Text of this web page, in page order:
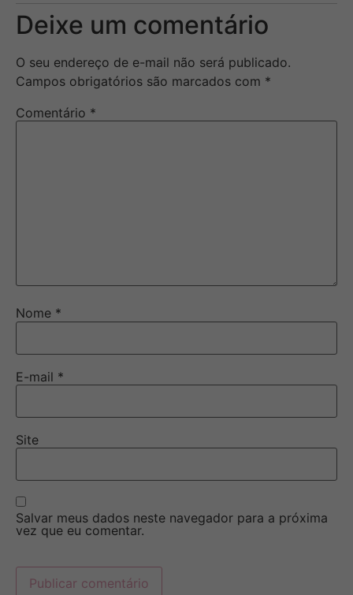
Deixe um comentário
O seu endereço de e-mail não será publicado.
Campos obrigatórios são marcados com *
Comentário *
Nome *
E-mail *
Site
Salvar meus dados neste navegador para a próxima
vez que eu comentar.